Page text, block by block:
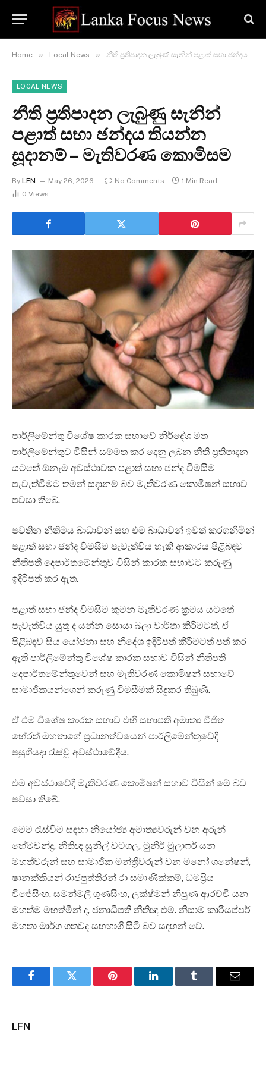
Home » Local News » නීති ප්‍රතිපාදන ලැබුණු සැනින් පළාත් සභා ඡන්දය තියන්න සූදානම් – මැතිවරණ කොමිසම
LOCAL NEWS
නීති ප්‍රතිපාදන ලැබුණු සැනින්
පළාත් සභා ඡන්දය තියන්න
සූදානම් – මැතිවරණ කොමිසම
By LFN May 26, 2026 No Comments
1 Min Read
0 Views
පාර්ලිමේන්තු විශේෂ කාරක සභාවේ නිර්දේශ මත
පාර්ලිමේන්තුව විසින් සම්මත කර දෙනු ලබන නීති ප්‍රතිපාදන
යටතේ ඕනෑම අවස්ථාවක පළාත් සභා ජන්ද විමසීම
පැවැත්වීමට තමන් සුදානම් බව මැතිවරණ කොමිෂන් සභාව
පවසා තිබේ.
පවතින නීතිමය බාධාවන් සහ එම බාධාවන් ඉවත් කරගනිමින්
පළාත් සභා ඡන්ද විමසීම පැවැත්විය හැකි ආකාරය පිළිබඳව
නීතිපති දෙපාර්‌තමේන්තුව විසින් කාරක සභාවට කරුණු
ඉදිරිපත් කර ඇත.
පළාත් සභා ඡන්ද විමසීම කුමන මැතිවරණ ක්‍රමය යටතේ
පැවැත්විය යුතු ද යන්න සොයා බලා වාර්තා කිරීමටත්, ඒ
පිළිබඳව සිය යෝජනා සහ නිදේශ ඉදිරිපත් කිරීමටත් පත් කර
ඇති පාර්ලිමේන්තු විශේෂ කාරක සභාව විසින් නීතිපති
දෙපාර්‌තමේන්තුවෙන් සහ මැතිවරණ කොමිෂන් සභාවේ
සාමාජිකයන්ගෙන් කරුණු විමසීමක් සිදුකර තිබුණි.
ඒ එම විශේෂ කාරක සභාව එහි සභාපති අමාත්‍ය විජිත
හේරත් මහතාගේ ප්‍රධානත්වයෙන් පාර්ලිමේන්තුවේදී
පසුගියදා රැස්වූ අවස්ථාවේදීය.
එම අවස්ථාවේදී මැතිවරණ කොමිෂන් සභාව විසින් මේ බව
පවසා තිබේ.
මෙම රැස්වීම සඳහා නියෝජ්‍ය අමාත්‍යවරුන් වන අරුන්
හේමචන්ද්‍ර, නීතිඥ සුනිල් වටගල, මුනීර් මුලාෆර් යන
මහත්වරුන් සහ සාමාජික මන්ත්‍රීවරුන් වන මනෝ ගනේෂන්,
ෂානක්කියන් රාජපුත්තිරන් රා සමාණික්කම්, ධමප්‍රිය
විජේසිංහ, සමන්මලී ගුණසිංහ, ලක්ෂ්මන් නිපුණ ආරච්චි යන
මහත්ම මහත්මීන් ද, ජනාධිපති නීතිඥ එම්. නිසාම් කාරියප්පර්
මහතා මාර්ග ගතවද සහභාගී සිටි බව සඳහන් වේ.
FacebookTwitter Pinterest LinkedInTumblr Email
LFN